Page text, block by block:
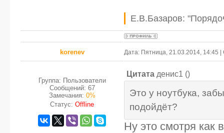
Е.В.Базаров:
korenev Дата: Пятница, 21.03.2014, 14:45
Группа: Пользователи
Сообщений: 67
Замечания: 0%
Статус: Offline
Цитата денис1 ()
Это у ноутбука,
подойдёт?
Ну это смотря как